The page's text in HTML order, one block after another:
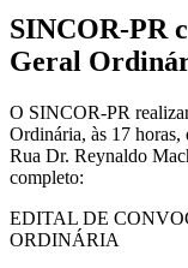
SINCOR-PR
Geral
O SINCOR-PR
Ordinária, às 17 horas,
Rua Dr. Reynaldo
completo:
EDITAL DE
ORDINÁRIA